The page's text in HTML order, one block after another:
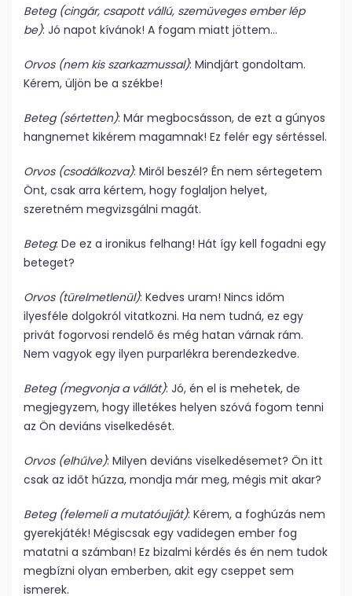
Beteg (cingár, csapott vállú, szemüveges ember lép
be): Jó napot kívánok! A fogam miatt jöttem…
Orvos (nem kis szarkazmussal): Mindjárt gondoltam.
Kérem, üljön be a székbe!
Beteg (sértetten): Már megbocsásson, de ezt a gúnyos
hangnemet kikérem magamnak! Ez felér egy sértéssel.
Orvos (csodálkozva): Miről beszél? Én nem sértegetem
Önt, csak arra kértem, hogy foglaljon helyet,
szeretném megvizsgálni magát.
Beteg: De ez a ironikus felhang! Hát így kell fogadni egy
beteget?
Orvos (türelmetlenül): Kedves uram! Nincs időm
ilyesféle dolgokról vitatkozni. Ha nem tudná, ez egy
privát fogorvosi rendelő és még hatan várnak rám.
Nem vagyok egy ilyen purparlékra berendezkedve.
Beteg (megvonja a vállát): Jó, én el is mehetek, de
megjegyzem, hogy illetékes helyen szóvá fogom tenni
az Ön deviáns viselkedését.
Orvos (elhűlve): Milyen deviáns viselkedésemet? Ön itt
csak az időt húzza, mondja már meg, mégis mit akar?
Beteg (felemeli a mutatóujját): Kérem, a foghúzás nem
gyerekjáték! Mégiscsak egy vadidegen ember fog
matatni a számban! Ez bizalmi kérdés és én nem tudok
megbízni olyan emberben, akit egy cseppet sem
ismerek.